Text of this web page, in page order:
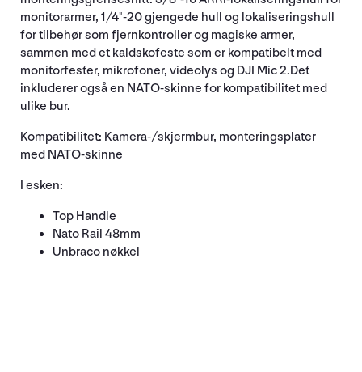
monitorarmer, 1/4"-20 gjengede hull og lokaliseringshull
for tilbehør som fjernkontroller og magiske armer,
sammen med et kaldskofeste som er kompatibelt med
monitorfester, mikrofoner, videolys og DJI Mic 2.Det
inkluderer også en NATO-skinne for kompatibilitet med
ulike bur.
Kompatibilitet: Kamera-/skjermbur, monteringsplater
med NATO-skinne
I esken:
Top Handle
Nato Rail 48mm
Unbraco nøkkel